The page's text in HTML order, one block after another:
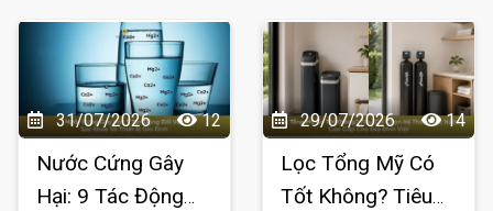
31/07/2026 12
Nước Cứng Gây
Hại: 9 Tác Động
29/07/2026 14
Lọc Tổng Mỹ Có
Tốt Không? Tiêu